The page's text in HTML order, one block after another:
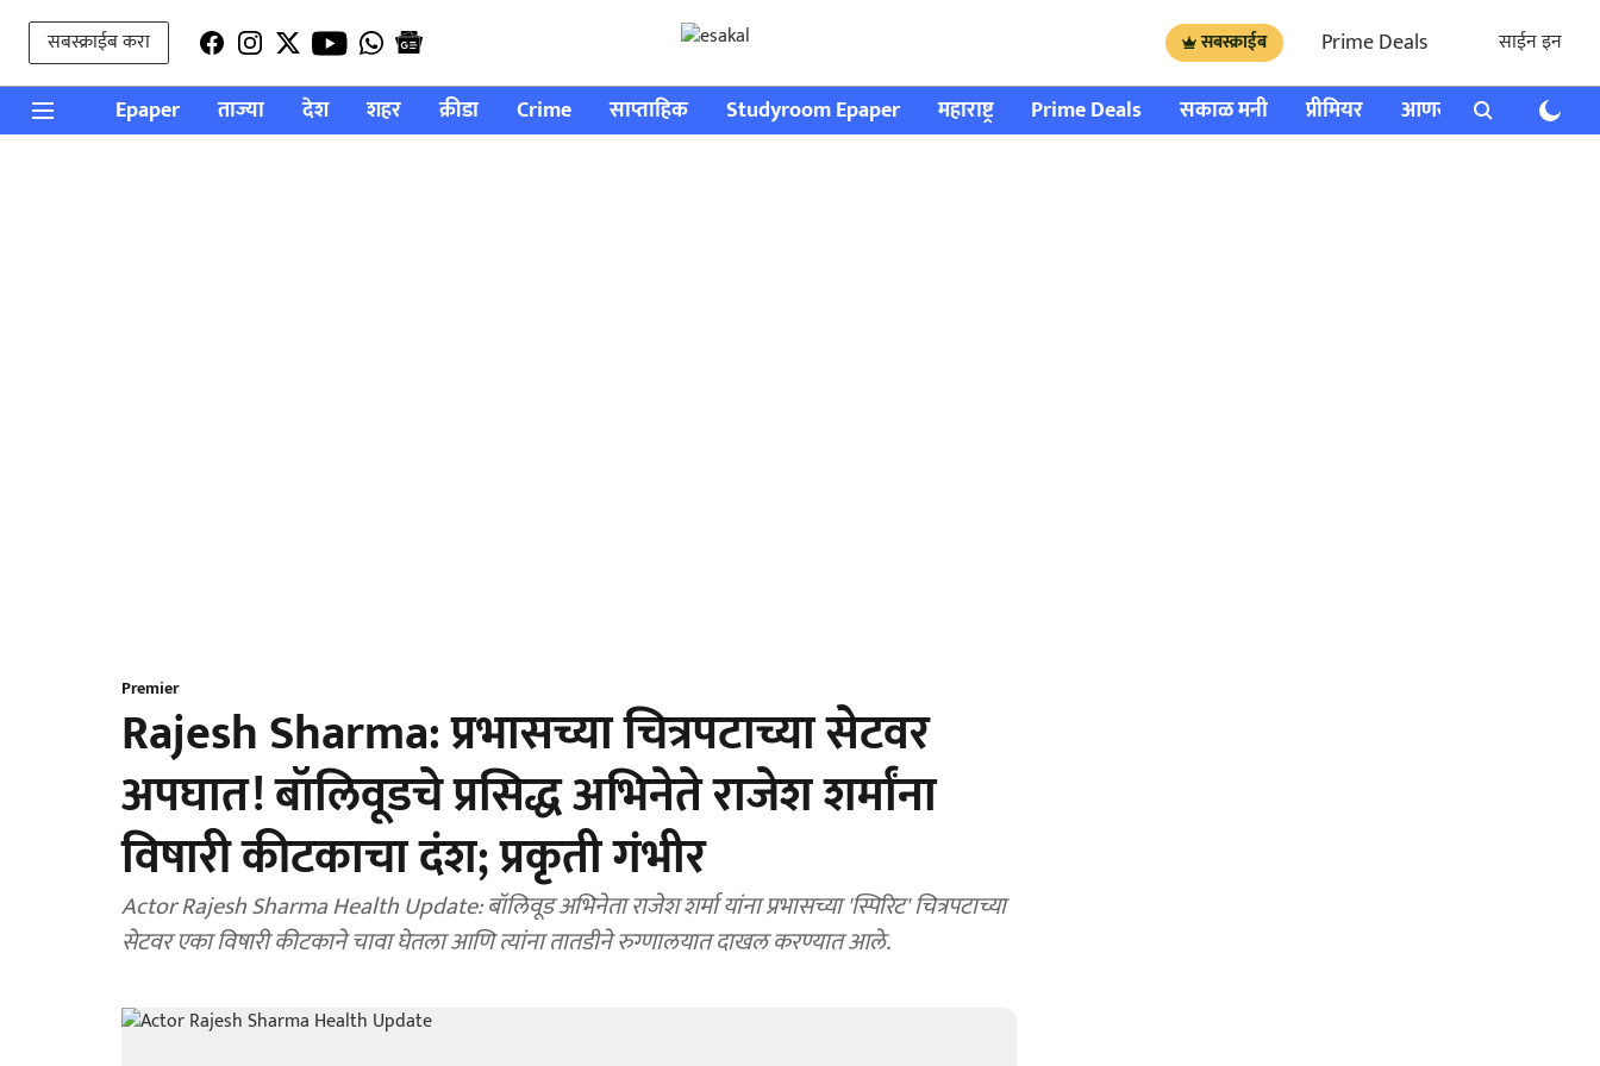
सबस्क्राईब करा सबस्क्राईब Prime Deals साईन इन
Epaper ताज्या देश शहर क्रीडा Crime साप्ताहिक Studyroom Epaper महाराष्ट्र Prime Deals सकाळ मनी प्रीमियर आणखी राशी भविष्य
Premier
Rajesh Sharma: प्रभासच्या चित्रपटाच्या सेटवर
अपघात! बॉलिवूडचे प्रसिद्ध अभिनेते राजेश शर्मांना
विषारी कीटकाचा दंश; प्रकृती गंभीर
Actor Rajesh Sharma Health Update: बॉलिवूड अभिनेता राजेश शर्मा यांना प्रभासच्या 'स्पिरिट' चित्रपटाच्या
सेटवर एका विषारी कीटकाने चावा घेतला आणि त्यांना तातडीने रुग्णालयात दाखल करण्यात आले.